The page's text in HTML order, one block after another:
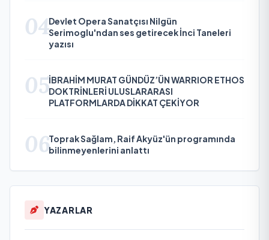
04Devlet Opera Sanatçısı Nilgün
Serimoglu'ndan ses getirecek İnci Taneleri
yazısı
05İBRAHİM MURAT GÜNDÜZ’ÜN WARRIOR ETHOS
DOKTRİNLERİ ULUSLARARASI
PLATFORMLARDA DİKKAT ÇEKİYOR
06Toprak Sağlam, Raif Akyüz'ün programında
bilinmeyenlerini anlattı
YAZARLAR